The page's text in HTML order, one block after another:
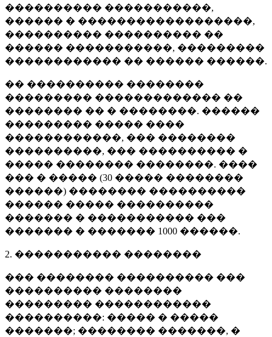
���������� �����������,
������ � ������������������,
���������� ���������� ��
������ �����������, ���������
������������ �� ������ ������.
�� ���������� ��������
��������� ������������� ��
�������� �� � ��������. ������
��������� ����� ����
������������, ��� ��������
����������, ��� ���������� �
����� �������� ��������. ����
��� � ����� (30 ����� ��������
������) �������� ����������
������ ����� ����������
������� � ����������� ���
������� � ������� 1000 ������.
2. ����������� ��������
��� �������� ���������� ���
���������� ��������
��������� ������������
����������: ����� � �����
�������; �������� �������, �